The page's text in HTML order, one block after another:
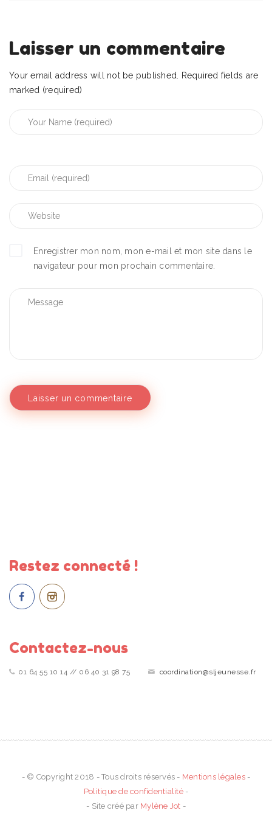
Laisser un commentaire
Your email address will not be published.
Required fields are
marked (required)
Enregistrer mon nom, mon e-mail et mon site dans le
navigateur pour mon prochain commentaire.
Restez connecté !
Contactez-nous
01 64 55 10 14 // 06 40 31 98 75 coordination@sljeunesse.fr
- © Copyright 2018 - Tous droits réservés - Mentions légales-
Politique de confidentialité-
- Site créé par Mylène Jot -